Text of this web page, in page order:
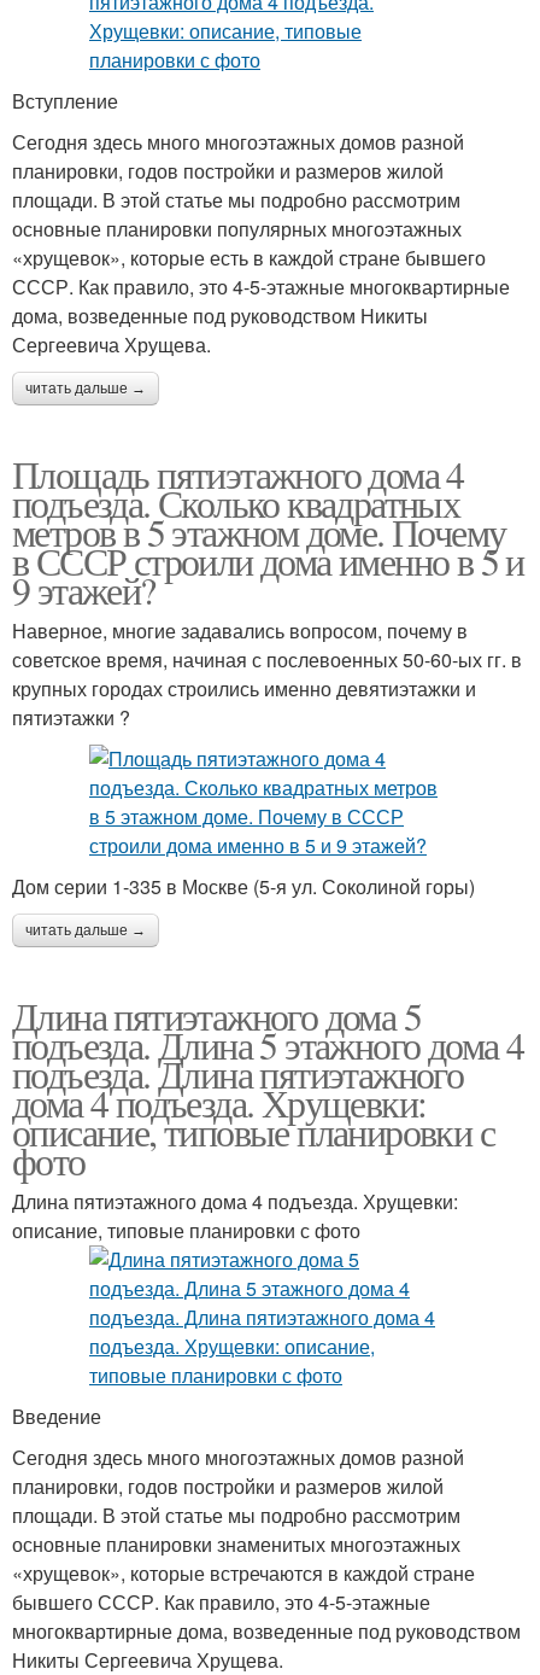
Вступление
Сегодня здесь много многоэтажных домов разной
планировки, годов постройки и размеров жилой
площади. В этой статье мы подробно рассмотрим
основные планировки популярных многоэтажных
«хрущевок», которые есть в каждой стране бывшего
СССР. Как правило, это 4-5-этажные многоквартирные
дома, возведенные под руководством Никиты
Сергеевича Хрущева.
читать дальше →
Площадь пятиэтажного дома 4
подъезда. Сколько квадратных
метров в 5 этажном доме. Почему
в СССР строили дома именно в 5 и
9 этажей?
Наверное, многие задавались вопросом, почему в
советское время, начиная с послевоенных 50-60-ых гг. в
крупных городах строились именно девятиэтажки и
пятиэтажки ?
Дом серии 1-335 в Москве (5-я ул. Соколиной горы)
читать дальше →
Длина пятиэтажного дома 5
подъезда. Длина 5 этажного дома 4
подъезда. Длина пятиэтажного
дома 4 подъезда. Хрущевки:
описание, типовые планировки с
фото
Длина пятиэтажного дома 4 подъезда. Хрущевки:
описание, типовые планировки с фото
Введение
Сегодня здесь много многоэтажных домов разной
планировки, годов постройки и размеров жилой
площади. В этой статье мы подробно рассмотрим
основные планировки знаменитых многоэтажных
«хрущевок», которые встречаются в каждой стране
бывшего СССР. Как правило, это 4-5-этажные
многоквартирные дома, возведенные под руководством
Никиты Сергеевича Хрущева.